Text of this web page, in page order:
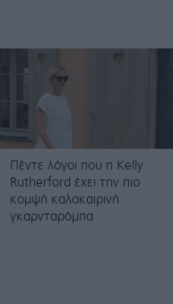
Πέντε λόγοι που η Kelly
Rutherford έχει την πιο
κομψή καλοκαιρινή
γκαρνταρόμπα